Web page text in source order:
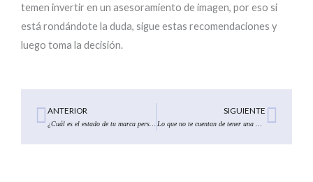
temen invertir en un asesoramiento de imagen, por eso si
está rondándote la duda, sigue estas recomendaciones y
luego toma la decisión.
Ant
ANTERIOR SIGUIENTE